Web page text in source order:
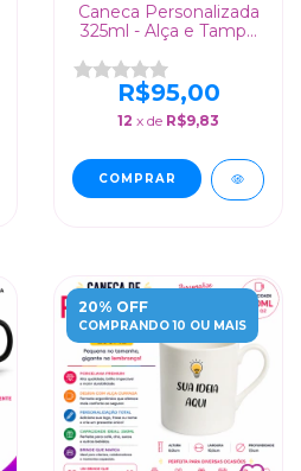
Caneca Personalizada
325ml - Alça e Tampa
Exclusivo!
R$95,00
12 x de R$9,83
20% OFF
COMPRANDO 10 OU MAIS